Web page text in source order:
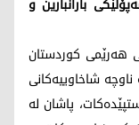
2026، کەشناسیی هەرێمی کوردستان
شاخاوییەکانی
پاشان لە